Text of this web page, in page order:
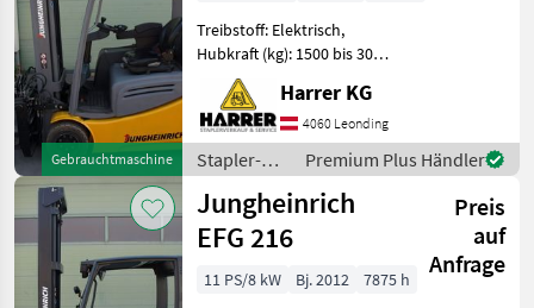
Gebrauchtmaschine
Treibstoff: Elektrisch,
Hubkraft (kg): 1500 bis 3000,
Masttyp: Triplex, Stapler-
Bauart:
Frontstapler/Gabelstapler,
Zusatz-Hydraulikkreis
Jungheinrich Elektrostapler
gebr
Harrer KG
4060 Leonding
Stapler-
und
Lagertechnik
/
Jungheinrich
Premium Plus Händler
Jungheinrich
EFG 216
Preis
auf
Anfrage
11 PS/8 kW Bj. 2012
7875 h